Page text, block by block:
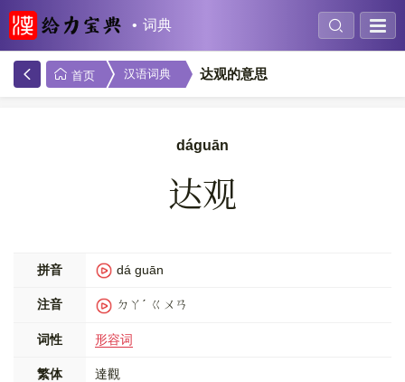
词典
首页 汉语词典 达观的意思
dáguān
达观
拼音 dá guān
注音 ㄉㄚˊ ㄍㄨㄢ
词性 形容词
繁体 達觀